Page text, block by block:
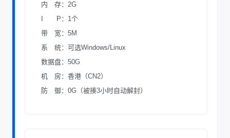
内 存：2G
I P：1个
带 宽：5M
系 统：可选Windows/Linux
数据盘：50G
机 房：香港（CN2）
防 御：0G（被揍3小时自动解封）